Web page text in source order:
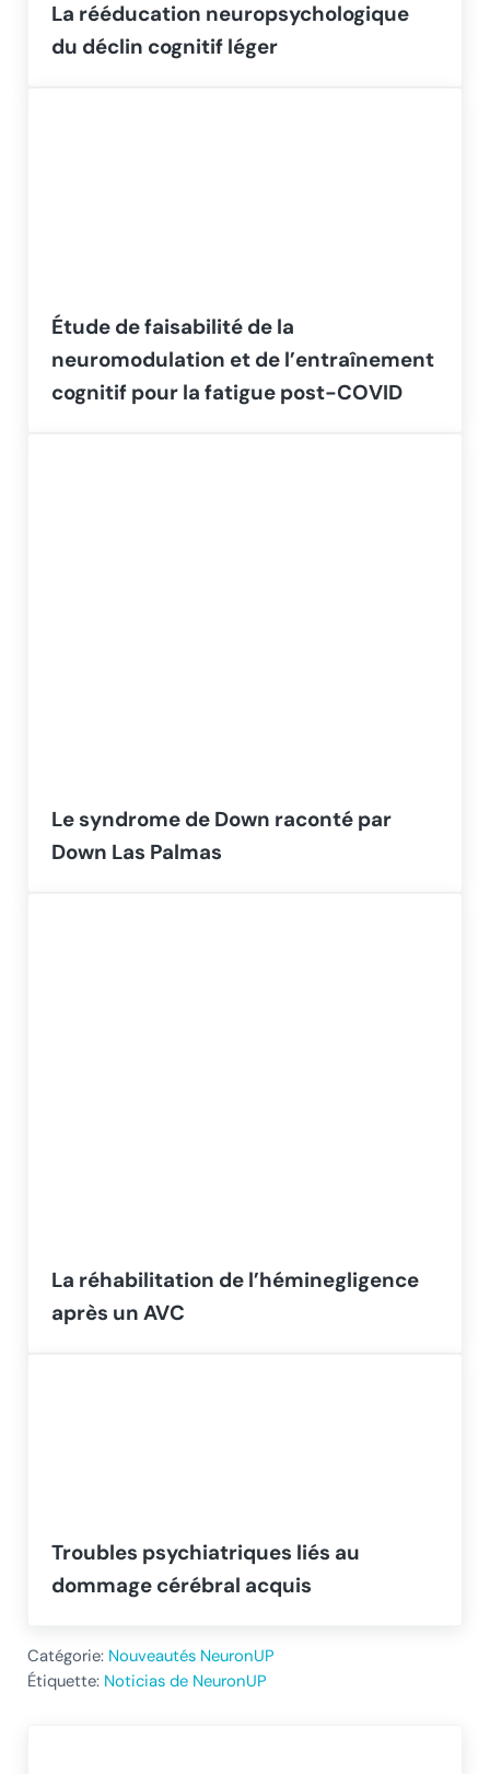
La rééducation neuropsychologique
du déclin cognitif léger
Étude de faisabilité de la
neuromodulation et de l’entraînement
cognitif pour la fatigue post-COVID
Le syndrome de Down raconté par
Down Las Palmas
La réhabilitation de l’héminegligence
après un AVC
Troubles psychiatriques liés au
dommage cérébral acquis
Catégorie: Nouveautés NeuronUP
Étiquette: Noticias de NeuronUP